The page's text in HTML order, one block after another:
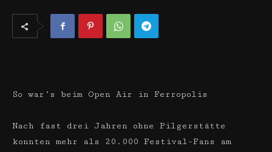
So war’s beim Open Air in Ferropolis
Nach fast drei Jahren ohne Pilgerstätte
konnten mehr als 20.000 Festival-Fans am